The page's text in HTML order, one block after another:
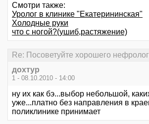
Смотри также:
Уролог в клинике "Екатерининская"
Холодные руки
что с ногой?(ушиб,растяжение)
Re: Посоветуйте хорошего
дохтур
1 - 08.10.2010 - 14:00
ну их как бэ...выбор небольшой,
уже...платно без направления в
поликлинике принимает